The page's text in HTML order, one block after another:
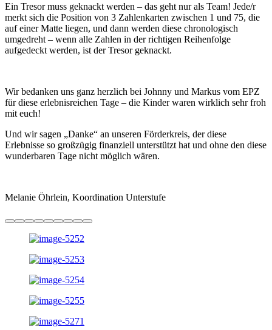
Ein Tresor muss geknackt werden – das geht nur als Team! Jede/r
merkt sich die Position von 3 Zahlenkarten zwischen 1 und 75, die
auf einer Matte liegen, und dann werden diese chronologisch
umgedreht – wenn alle Zahlen in der richtigen Reihenfolge
aufgedeckt werden, ist der Tresor geknackt.
Wir bedanken uns ganz herzlich bei Johnny und Markus vom EPZ
für diese erlebnisreichen Tage – die Kinder waren wirklich sehr froh
mit euch!
Und wir sagen „Danke“ an unseren Förderkreis, der diese
Erlebnisse so großzügig finanziell unterstützt hat und ohne den diese
wunderbaren Tage nicht möglich wären.
Melanie Öhrlein, Koordination Unterstufe